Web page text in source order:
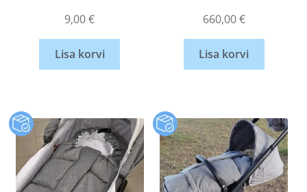
9,00€
Lisa korvi
660,00€
Lisa korvi